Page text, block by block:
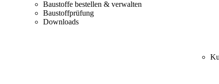
Baustoffe bestellen & verwalten
Baustoffprüfung
Downloads